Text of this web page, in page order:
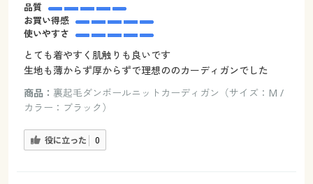
品質
お買い得感
使いやすさ
とても着やすく肌触りも良いです
生地も薄からず厚からずで理想ののカーディガンでした
商品： 裏起毛ダンボールニットカーディガン（サイズ：M /
カラー：ブラック）
役に立った 0